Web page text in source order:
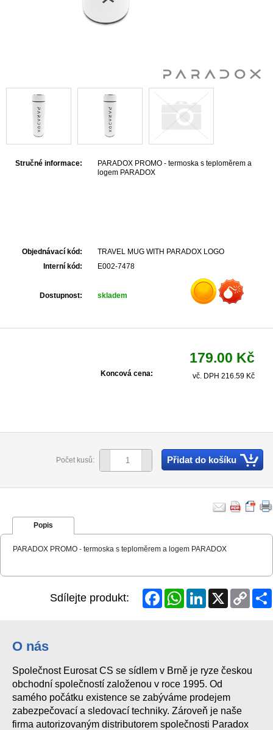
Stručné informace:
PARADOX PROMO - termoska s teploměrem a
logem PARADOX
Objednávací kód:
TRAVEL MUG WITH PARADOX LOGO
Interní kód:
E002-7478
Dostupnost: skladem
Koncová cena:
179.00 Kč
vč. DPH 216.59 Kč
Počet kusů: Přidat do košíku
Popis
PARADOX PROMO - termoska s teploměrem a logem PARADOX
Sdílejte produkt: FacebookWhatsAppLinkedInX
Copy
Link
O nás
Společnost Eurosat CS se sídlem v Brně je ryze českou
obchodní společností založenou v roce 1995. Od
samého počátku existence se zabýváme prodejem
zabezpečovací a sledovací techniky. Zároveň je naše
firma autorizovaným distributorem společnosti Paradox